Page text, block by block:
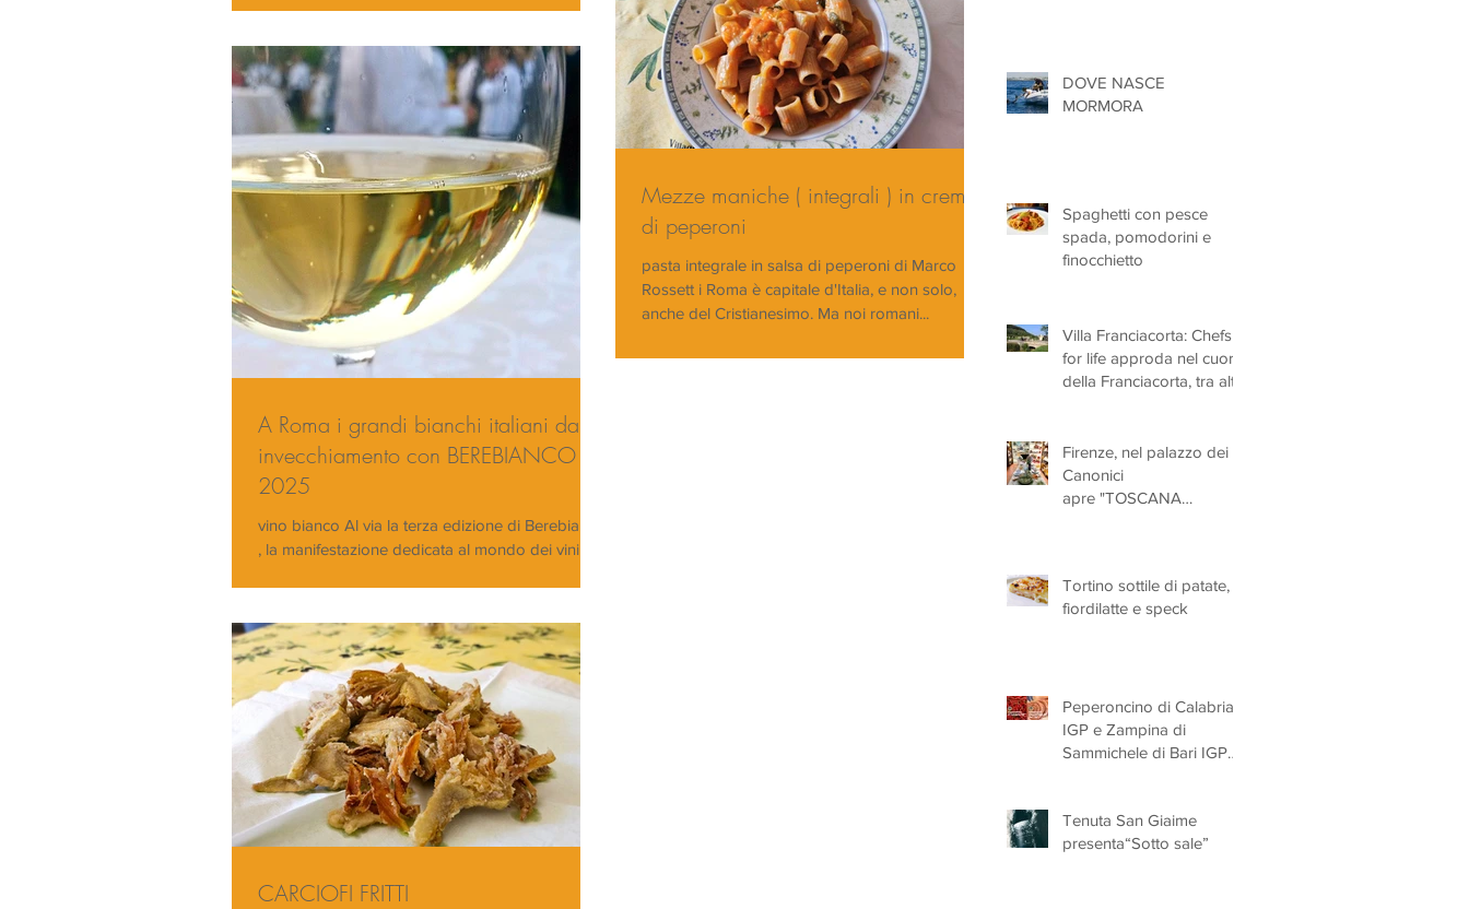
A Roma i grandi bianchi italiani da
invecchiamento con BEREBIANCO
2025
vino bianco Al via la terza edizione di Berebianco
, la manifestazione dedicata al mondo dei vini
Mezze maniche ( integrali ) in crema
di peperoni
pasta integrale in salsa di peperoni di Marco
Rossett i Roma è capitale d'Italia, e non solo,
anche del Cristianesimo. Ma noi romani...
CARCIOFI FRITTI
DOVE NASCE
MORMORA
Spaghetti con pesce
spada, pomodorini e
finocchietto
Villa Franciacorta: Chefs
for life approda nel cuore
della Franciacorta, tra alta
Firenze, nel palazzo dei
Canonici
apre "TOSCANA
Tortino sottile di patate,
fiordilatte e speck
Peperoncino di Calabria
IGP e Zampina di
Sammichele di Bari IGP
Tenuta San Giaime
presenta“Sotto sale”